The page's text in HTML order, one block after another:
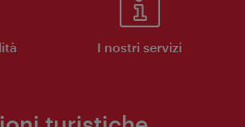
I nostri servizi